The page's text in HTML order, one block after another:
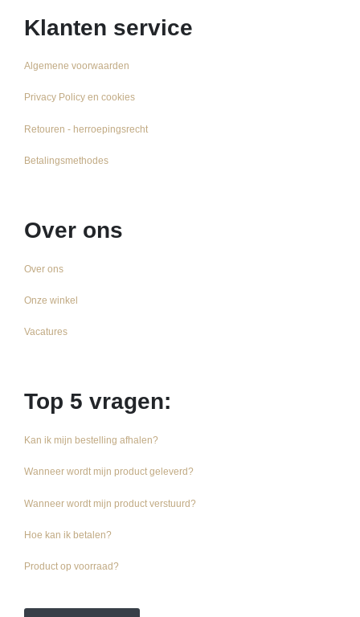
Klanten service
Algemene voorwaarden
Privacy Policy en cookies
Retouren - herroepingsrecht
Betalingsmethodes
Over ons
Over ons
Onze winkel
Vacatures
Top 5 vragen:
Kan ik mijn bestelling afhalen?
Wanneer wordt mijn product geleverd?
Wanneer wordt mijn product verstuurd?
Hoe kan ik betalen?
Product op voorraad?